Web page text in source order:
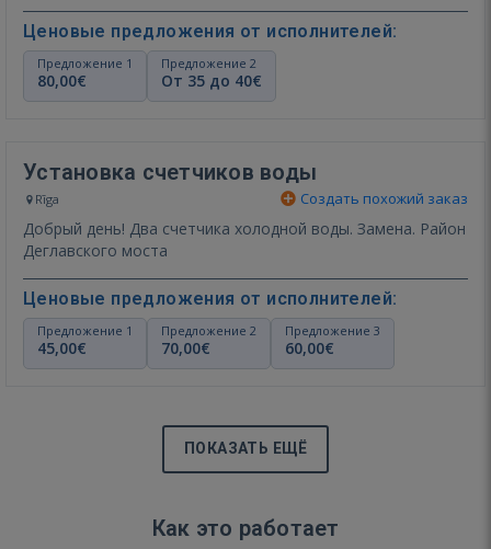
Ценовые предложения от исполнителей:
Предложение 1
80,00€
Предложение 2
От 35 до 40€
Установка счетчиков воды
Rīga Создать похожий заказ
Добрый день! Два счетчика холодной воды. Замена. Район
Деглавского моста
Ценовые предложения от исполнителей:
Предложение 1
45,00€
Предложение 2
70,00€
Предложение 3
60,00€
ПОКАЗАТЬ ЕЩЁ
Как это работает